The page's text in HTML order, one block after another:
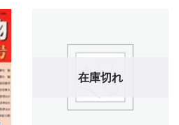
在庫切れ